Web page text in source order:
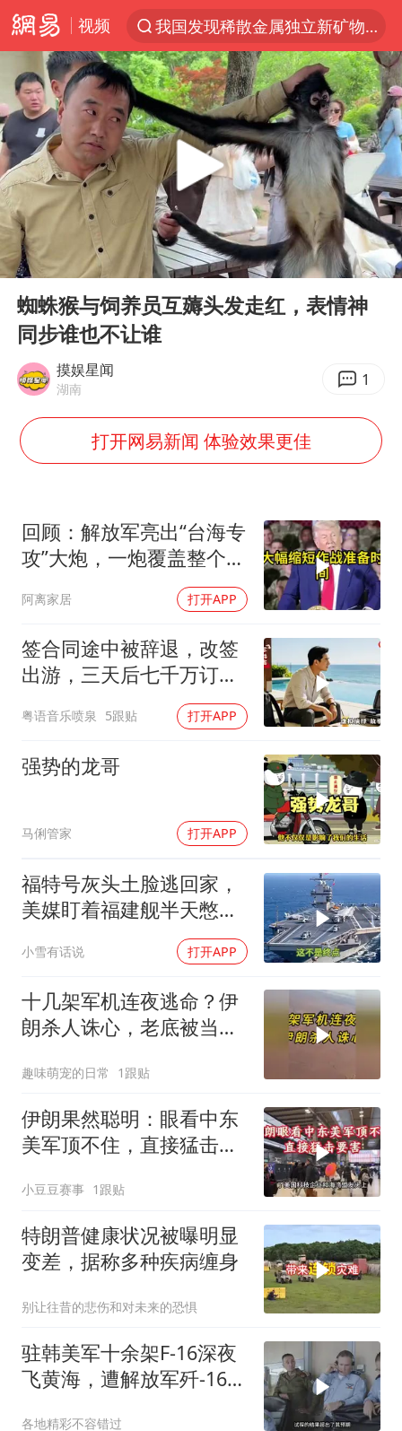
视频
台风“白海豚”登陆 各地各部门全力应对
部分银行上调存款利率
小沈阳加盟《披荆斩棘》
新疆生产建设兵团生态环境局原局长被查
朱一龙的鼻子怎么了
三预警齐发 11个省份有大到暴雨
国乒连续两站无缘冠军
上海鼓励居家办公
周星驰妈妈现身香港首映礼
湖北启动重大气象灾害三级应急响应
56岁刘奕君跟13岁女儿合跳
大疆错失宇树
“还不如不放假”
从科技创新看开局起步的时与势
Play
00:00 01:06
蜘蛛猴与饲养员互薅头发走红，表情神
同步谁也不让谁
摸娱星闻
湖南 1
打开网易新闻 体验效果更佳
回顾：解放军亮出“台海专
攻”大炮，一炮覆盖整个海
峡，有人该睡不着了
阿离家居 打开APP
签合同途中被辞退，改签
出游，三天后七千万订单
告吹，老板拍腿连声懊悔
粤语音乐喷泉 5跟贴 打开APP
强势的龙哥
马俐管家 打开APP
福特号灰头土脸逃回家，
美媒盯着福建舰半天憋出
一句话：这不是终点
小雪有话说 打开APP
十几架军机连夜逃命？伊
朗杀人诛心，老底被当地
趣味萌宠的日常 1跟贴
伊朗果然聪明：眼看中东
美军顶不住，直接猛击要
小豆豆赛事 1跟贴
特朗普健康状况被曝明显
变差，据称多种疾病缠身
别让往昔的悲伤和对未来的恐惧
驻韩美军十余架F-16深夜
飞黄海，遭解放军歼-16驱
各地精彩不容错过